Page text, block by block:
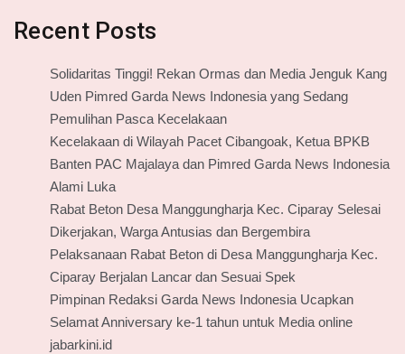
Recent Posts
Solidaritas Tinggi! Rekan Ormas dan Media Jenguk Kang
Uden Pimred Garda News Indonesia yang Sedang
Pemulihan Pasca Kecelakaan
Kecelakaan di Wilayah Pacet Cibangoak, Ketua BPKB
Banten PAC Majalaya dan Pimred Garda News Indonesia
Alami Luka
Rabat Beton Desa Manggungharja Kec. Ciparay Selesai
Dikerjakan, Warga Antusias dan Bergembira
Pelaksanaan Rabat Beton di Desa Manggungharja Kec.
Ciparay Berjalan Lancar dan Sesuai Spek
Pimpinan Redaksi Garda News Indonesia Ucapkan
Selamat Anniversary ke-1 tahun untuk Media online
jabarkini.id